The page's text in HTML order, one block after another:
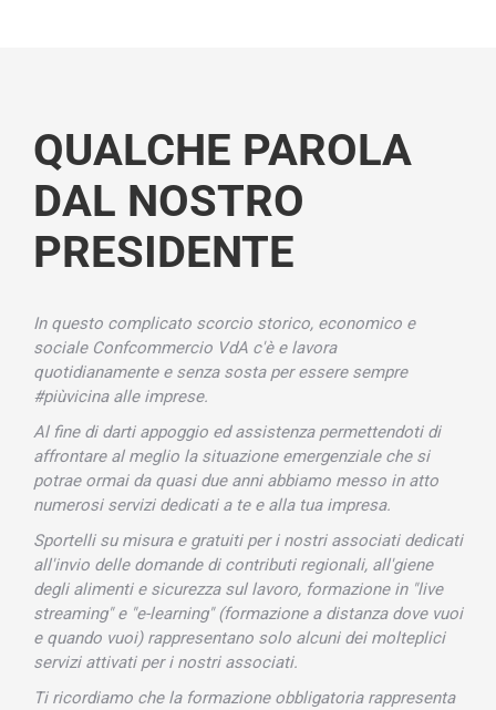
QUALCHE PAROLA
DAL NOSTRO
PRESIDENTE
In questo complicato scorcio storico, economico e
sociale Confcommercio VdA c'è e lavora
quotidianamente e senza sosta per essere sempre
#piùvicina alle imprese.
Al fine di darti appoggio ed assistenza permettendoti di
affrontare al meglio la situazione emergenziale che si
potrae ormai da quasi due anni abbiamo messo in atto
numerosi servizi dedicati a te e alla tua impresa.
Sportelli su misura e gratuiti per i nostri associati dedicati
all'invio delle domande di contributi regionali, all'giene
degli alimenti e sicurezza sul lavoro, formazione in "live
streaming" e "e-learning" (formazione a distanza dove vuoi
e quando vuoi) rappresentano solo alcuni dei molteplici
servizi attivati per i nostri associati.
Ti ricordiamo che la formazione obbligatoria rappresenta